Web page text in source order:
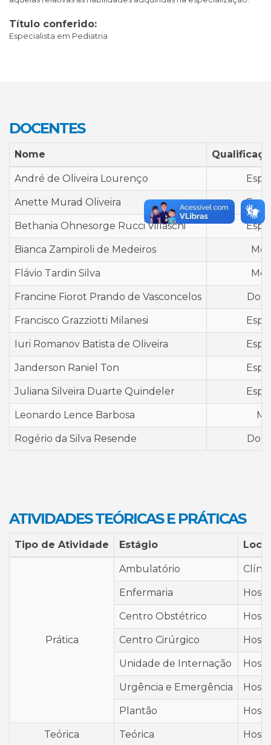
Título conferido:
Especialista em Pediatria
DOCENTES
Nome
André de Oliveira Lourenço
Anette Murad Oliveira
Bethania Ohnesorge Rucci Villaschi
Bianca Zampiroli de Medeiros
Flávio Tardin Silva
Francine Fiorot Prando de Vasconcelos
Francisco Grazziotti Milanesi
Iuri Romanov Batista de Oliveira
Janderson Raniel Ton
Juliana Silveira Duarte Quindeler
Leonardo Lence Barbosa
Rogério da Silva Resende
ATIVIDADES TEÓRICAS E PRÁTICAS
Tipo de Atividade Estágio Local
Prática
Ambulatório
Enfermaria
Centro Obstétrico
Centro Cirúrgico
Unidade de Internação
Urgência e Emergência
Plantão
Teórica Teórica